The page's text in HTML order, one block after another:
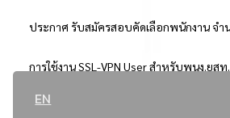
EN
ประกาศ รับสมัครสอบคัดเลือกพนักงาน จำ
การใช้งาน SSL-VPN User สำหรับพนง.ยสท.
..ยอดนิยม..